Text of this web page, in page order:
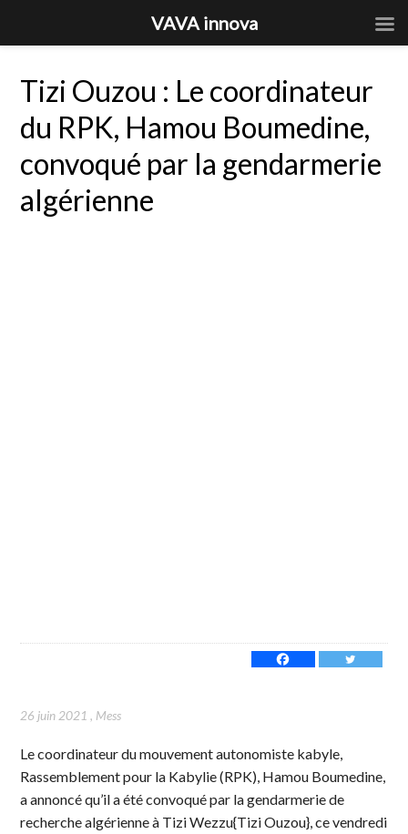
Tizi Ouzou : Le coordinateur
du RPK, Hamou Boumedine,
convoqué par la gendarmerie
algérienne
26 juin 2021 , Mess
Le coordinateur du mouvement autonomiste kabyle,
Rassemblement pour la Kabylie (RPK), Hamou Boumedine,
a annoncé qu’il a été convoqué par la gendarmerie de
recherche algérienne à Tizi Wezzu{Tizi Ouzou}, ce vendredi
VAVA innova